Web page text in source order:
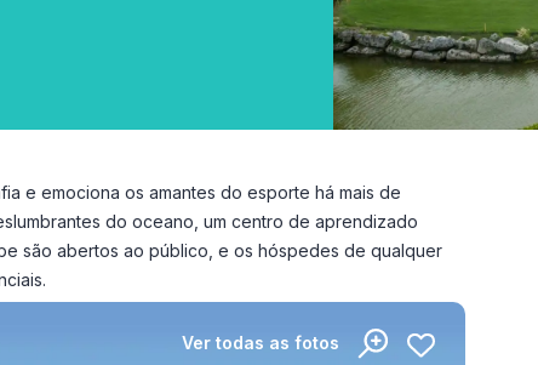
e emociona os amantes do esporte há mais de
do oceano, um centro de aprendizado
são abertos ao público, e os hóspedes de qualquer
Ver todas as fotos